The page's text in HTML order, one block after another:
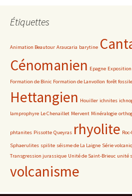
Étiquettes
Animation Beautour Araucaria barytine
Cénomanien Epagne Exposition
Formation de Binic Formation de Lanvollon forêt fossile
Hettangien Houiller ichnites
lamprophyre Le Chenaillet Mervent Minéralogie
phtanites Pissotte Queyras rhyolite
Sphaerulites spilite séisme de La Laigne Série
Transgression jurassique Unité de Saint-Brieuc unité
volcanisme